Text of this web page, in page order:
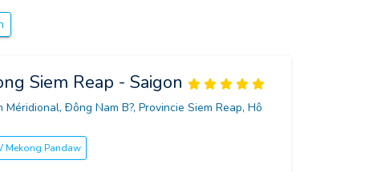
Siem Reap - Saigon
Ðông Nam B?, Provincie Siem Reap, Hô
Mekong Pandaw